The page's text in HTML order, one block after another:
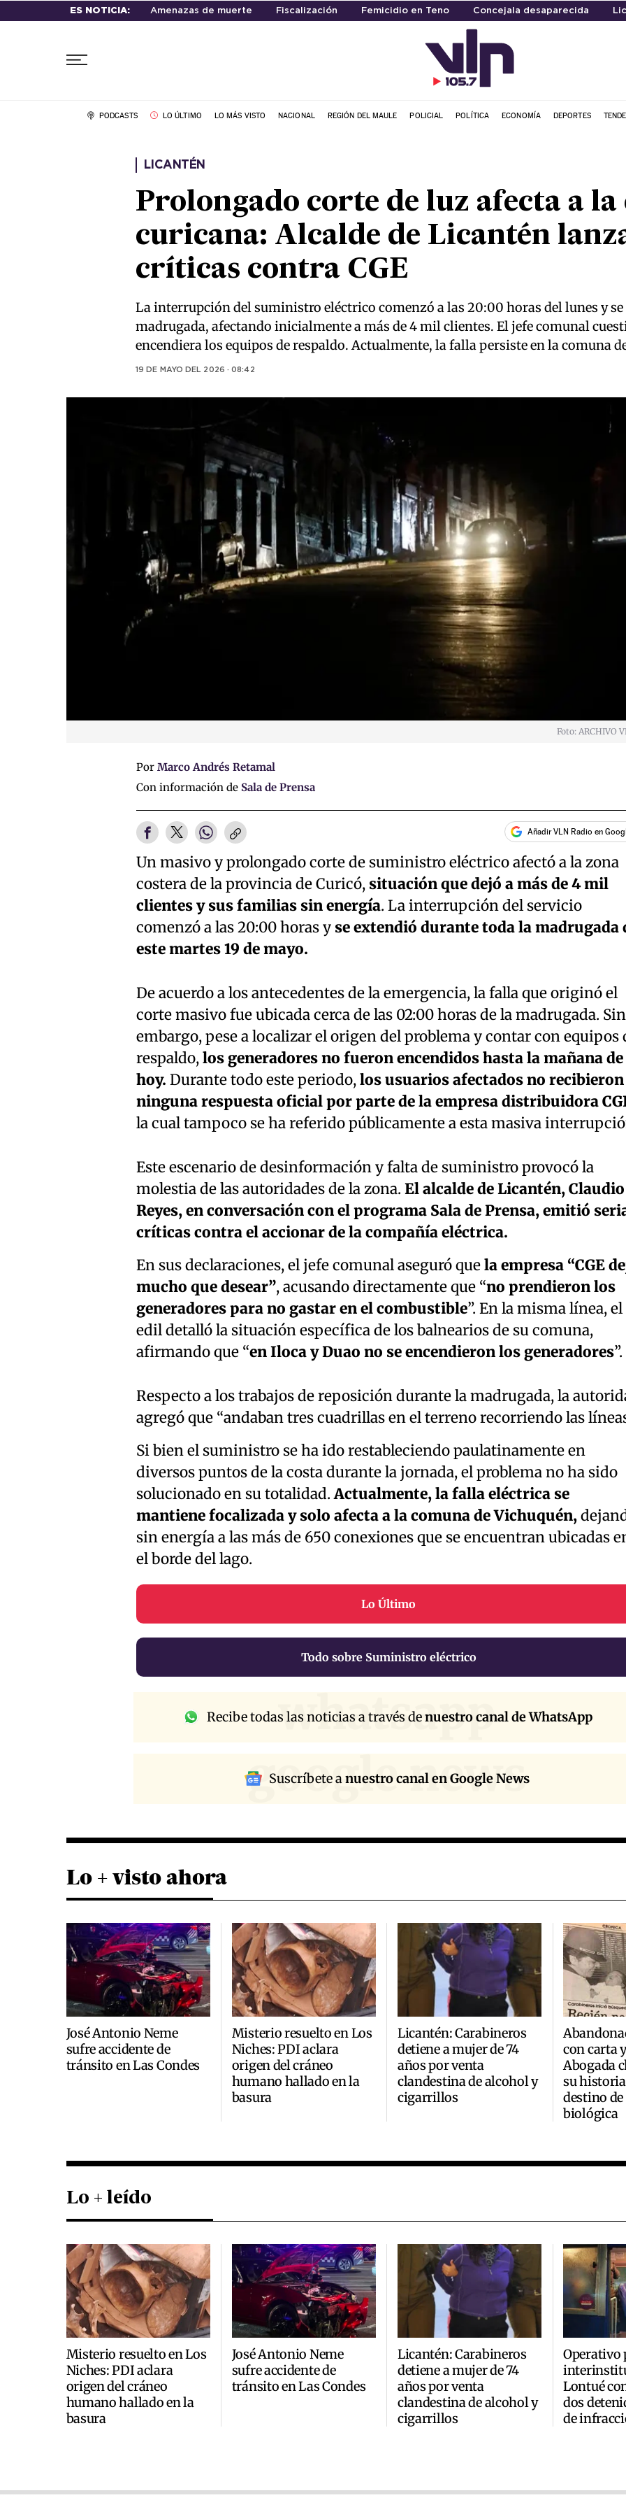
ES NOTICIA: Amenazas de muerte Fiscalización Femicidio en Teno Concejala desaparecida
PODCASTS LO ÚLTIMO LO MÁS VISTO NACIONAL REGIÓN DEL MAULE POLICIAL POLÍTICA ECONOMÍA DEPORTES
LICANTÉN
Prolongado corte de luz afecta a la
curicana: Alcalde de Licantén
críticas contra CGE
La interrupción del suministro eléctrico comenzó a las 20:00 horas del lunes y
madrugada, afectando inicialmente a más de 4 mil clientes. El jefe comunal
encendiera los equipos de respaldo. Actualmente, la falla persiste en la comuna
19 DE MAYO DEL 2026 · 08:42
Foto: ARCHIVO
Por Marco Andrés Retamal
Con información de Sala de Prensa
Añadir VLN Radio en
Un masivo y prolongado corte de suministro eléctrico afectó a la zona
costera de la provincia de Curicó, situación que dejó a más de 4 mil
clientes y sus familias sin energía. La interrupción del servicio
comenzó a las 20:00 horas y se extendió durante toda la madrugada
este martes 19 de mayo.
De acuerdo a los antecedentes de la emergencia, la falla que originó el
corte masivo fue ubicada cerca de las 02:00 horas de la madrugada. Sin
embargo, pese a localizar el origen del problema y contar con equipos
respaldo,los generadores no fueron encendidos hasta la mañana de
hoy. Durante todo este periodo,los usuarios afectados no recibieron
ninguna respuesta oficial por parte de la empresa distribuidora
la cual tampoco se ha referido públicamente a esta masiva
Este escenario de desinformación y falta de suministro provocó la
molestia de las autoridades de la zona. El alcalde de Licantén, Claudio
Reyes, en conversación con el programa Sala de Prensa, emitió
críticas contra el accionar de la compañía eléctrica.
En sus declaraciones, el jefe comunal aseguró quela empresa “CGE
mucho que desear”, acusando directamente que “no prendieron los
generadores para no gastar en el combustible”. En la misma línea, el
edil detalló la situación específica de los balnearios de su comuna,
afirmando que “en Iloca y Duao no se encendieron los generadores”.
Respecto a los trabajos de reposición durante la madrugada, la
agregó que “andaban tres cuadrillas en el terreno recorriendo las
Si bien el suministro se ha ido restableciendo paulatinamente en
diversos puntos de la costa durante la jornada, el problema no ha sido
solucionado en su totalidad.Actualmente, la falla eléctrica se
mantiene focalizada y solo afecta a la comuna de Vichuquén,
sin energía a las más de 650 conexiones que se encuentran ubicadas
el borde del lago.
Lo Último
Todo sobre Suministro eléctrico
whatsapp
Recibe todas las noticias a través denuestro canal de WhatsApp
google news
Suscríbete anuestro canal en Google News
Lo + visto ahora
José Antonio Neme
sufre accidente de
tránsito en Las Condes
Misterio resuelto en Los
Niches: PDI aclara
origen del cráneo
humano hallado en la
basura
Licantén: Carabineros
detiene a mujer de 74
años por venta
clandestina de alcohol y
cigarrillos
con carta
Abogada
su
destino
biológica
Lo + leído
Misterio resuelto en Los
Niches: PDI aclara
origen del cráneo
humano hallado en la
basura
José Antonio Neme
sufre accidente de
tránsito en Las Condes
Licantén: Carabineros
detiene a mujer de 74
años por venta
clandestina de alcohol y
cigarrillos
Operativo
Lontué
dos
de